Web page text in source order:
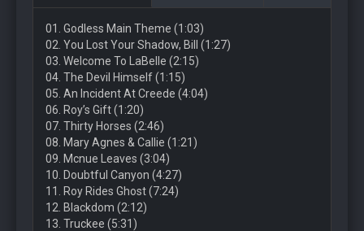
01. Godless Main Theme (1:03)
02. You Lost Your Shadow, Bill (1:27)
03. Welcome To LaBelle (2:15)
04. The Devil Himself (1:15)
05. An Incident At Creede (4:04)
06. Roy’s Gift (1:20)
07. Thirty Horses (2:46)
08. Mary Agnes & Callie (1:21)
09. Mcnue Leaves (3:04)
10. Doubtful Canyon (4:27)
11. Roy Rides Ghost (7:24)
12. Blackdom (2:12)
13. Truckee (5:31)